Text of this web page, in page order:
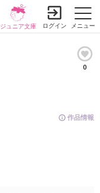
メニュー
ジュニア文庫 ログイン
0
作品情報